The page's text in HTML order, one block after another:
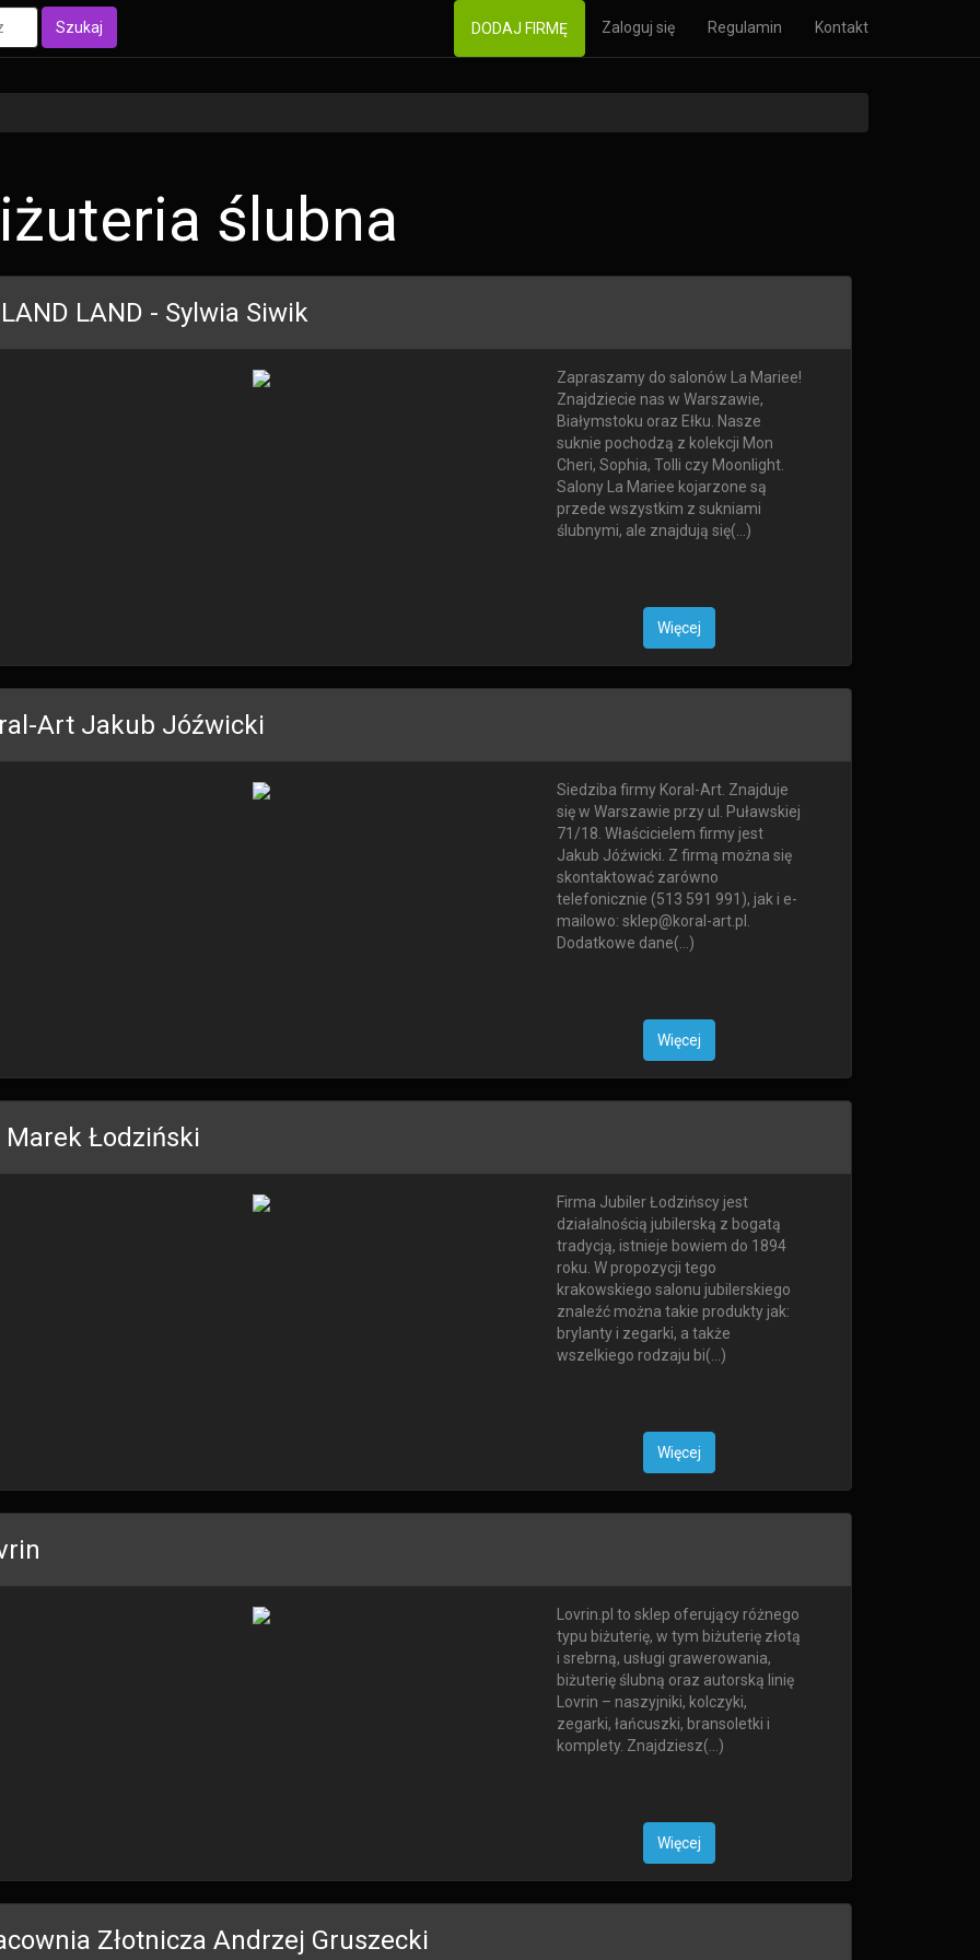
Szukaj DODAJ FIRMĘ Zaloguj się Regulamin Kontakt
ślubna
LAND - Sylwia Siwik
Zapraszamy do salonów La Mariee!
Znajdziecie nas w Warszawie,
Białymstoku oraz Ełku. Nasze
suknie pochodzą z kolekcji Mon
Cheri, Sophia, Tolli czy Moonlight.
Salony La Mariee kojarzone są
przede wszystkim z sukniami
ślubnymi, ale znajdują się(...)
Więcej
Art Jakub Jóźwicki
Siedziba firmy Koral-Art. Znajduje
się w Warszawie przy ul. Puławskiej
71/18. Właścicielem firmy jest
Jakub Jóźwicki. Z firmą można się
skontaktować zarówno
telefonicznie (513 591 991), jak i e-
mailowo: sklep@koral-art.pl.
Dodatkowe dane(...)
Więcej
Marek Łodziński
Firma Jubiler Łodzińscy jest
działalnością jubilerską z bogatą
tradycją, istnieje bowiem do 1894
roku. W propozycji tego
krakowskiego salonu jubilerskiego
znaleźć można takie produkty jak:
brylanty i zegarki, a także
wszelkiego rodzaju bi(...)
Więcej
Lovrin.pl to sklep oferujący różnego
typu biżuterię, w tym biżuterię złotą
i srebrną, usługi grawerowania,
biżuterię ślubną oraz autorską linię
Lovrin – naszyjniki, kolczyki,
zegarki, łańcuszki, bransoletki i
komplety. Znajdziesz(...)
Więcej
Złotnicza Andrzej Gruszecki